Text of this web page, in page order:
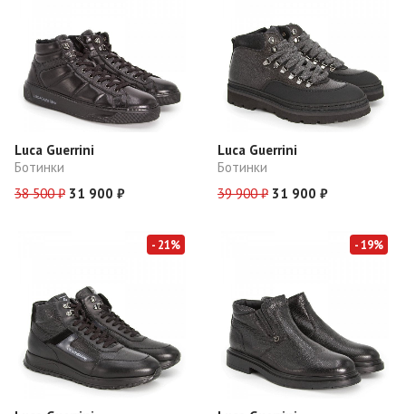
Luca Guerrini
Ботинки
38 500 ₽ 31 900 ₽
Luca Guerrini
Ботинки
39 900 ₽ 31 900 ₽
- 21% - 19%